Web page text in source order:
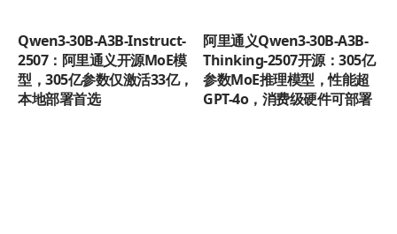
Qwen3-30B-A3B-Instruct-
2507：阿里通义开源MoE模
型，305亿参数仅激活33亿，
本地部署首选
阿里通义Qwen3-30B-A3B-
Thinking-2507开源：305亿
参数MoE推理模型，性能超
GPT-4o，消费级硬件可部署